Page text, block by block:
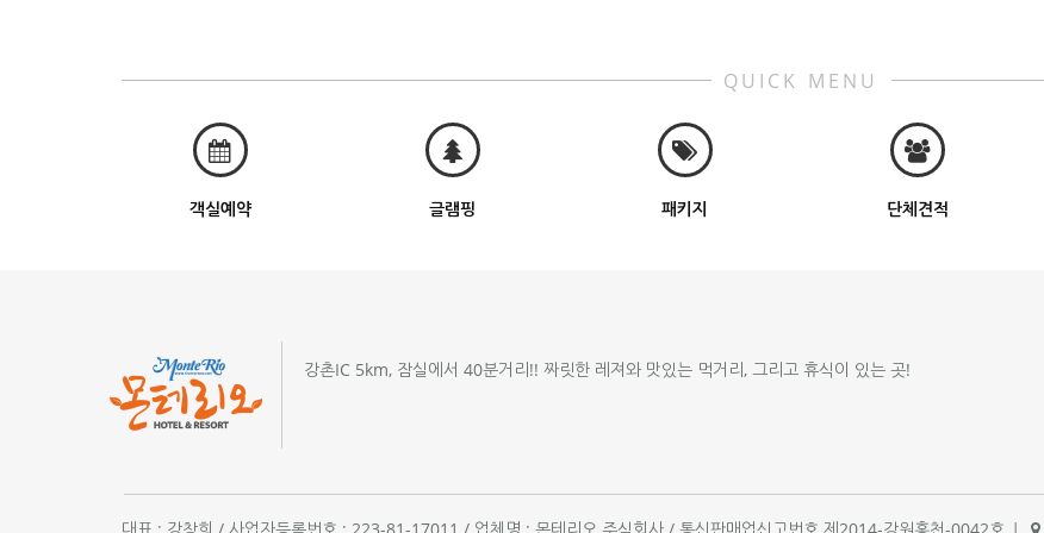
QUICK MENU
객실예약 글램핑 패키지 단체견적
강촌IC 5km, 잠실에서 40분거리!! 짜릿한 레져와 맛있는 먹거리, 그리고 휴식이 있는 곳!